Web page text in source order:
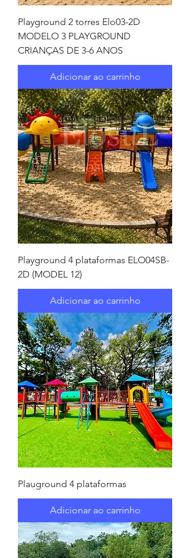
Playground 2 torres Elo03-2D
MODELO 3 PLAYGROUND
CRIANÇAS DE 3-6 ANOS
Adicionar ao carrinho
Playground 4 plataformas ELO04SB-
2D (MODEL 12)
Adicionar ao carrinho
Plauground 4 plataformas
Adicionar ao carrinho